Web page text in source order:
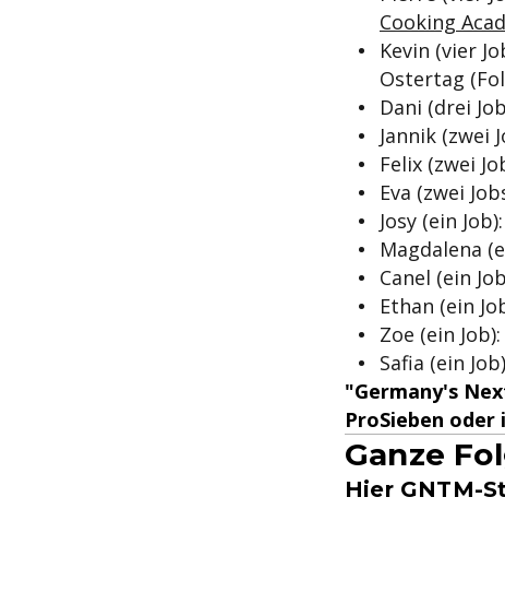
Cooking
Kevin (vier
Ostertag
Dani (drei
Jannik (zwei
Felix (zwei
Eva (zwei
Josy (ein
Magdalena
Canel (ein
Ethan (ein
Zoe (ein
Safia (ein
"Germany's
ProSieben
Ganze
Hier GNTM-